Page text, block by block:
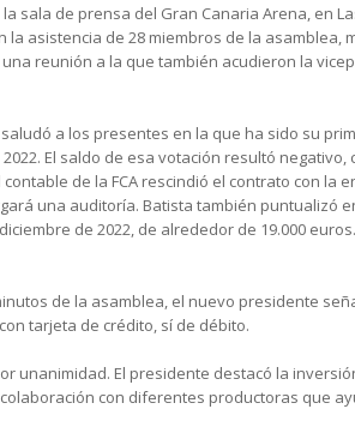
sala de prensa del Gran Canaria Arena, en
la asistencia de 28 miembros de la
reunión a la que también acudieron la
a los presentes en la que ha sido su
El saldo de esa votación resultó
de la FCA rescindió el contrato con la
una auditoría. Batista también puntualizó
de 2022, de alrededor de 19.000
de la asamblea, el nuevo presidente
tarjeta de crédito, sí de débito.
unanimidad. El presidente destacó la
con diferentes productoras que